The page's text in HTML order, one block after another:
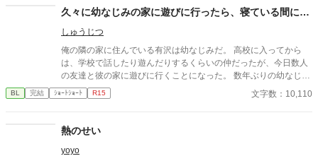
久々に幼なじみの家に遊びに行ったら、寝ている間に…
しゅうじつ
俺の隣の家に住んでいる有沢は幼なじみだ。 高校に入ってから
は、学校で話したり遊んだりするくらいの仲だったが、今日数人
の友達と彼の家に遊びに行くことになった。 数年ぶりの幼なじみ
の家を懐かしんでいる中、いつの間にか友人たちは帰っており、
幼なじみと2人きりに。 そこで俺は彼の部屋であるものを見つけ
BL 完結 ｼｮｰﾄｼｮｰﾄ R15 文字数：10,110
熱のせい
yoyo